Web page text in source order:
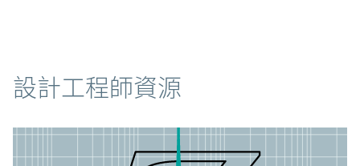
資源
設計工程師資源